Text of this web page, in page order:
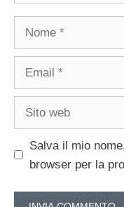
Nome
Email
Sito
Salva il mio
browser per la